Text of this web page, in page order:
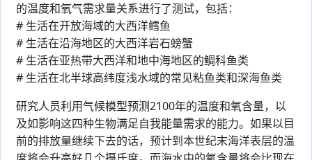
的温度和氧气需求量关系进行了测试，包括：
# 生活在开放海域的大西洋鳕鱼
# 生活在沿海地区的大西洋岩石螃蟹
# 生活在亚热带大西洋和地中海地区的鲷科鱼类
# 生活在北半球高纬度浅水域的常见粘鱼类和深海鱼类
研究人员利用气候模型预测2100年的温度和氧含量，以
及如影响这四种生物满足自我能量需求的能力。如果以目
前的排放量继续下去的话，预计到本世纪末海洋表层的温